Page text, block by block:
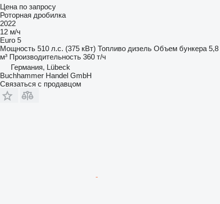
Цена по запросу
Роторная дробилка
2022
12 м/ч
Euro 5
Мощность 510 л.с. (375 кВт) Топливо дизель Объем бункера 5,8
м³ Производительность 360 т/ч
Германия, Lübeck
Buchhammer Handel GmbH
Связаться с продавцом